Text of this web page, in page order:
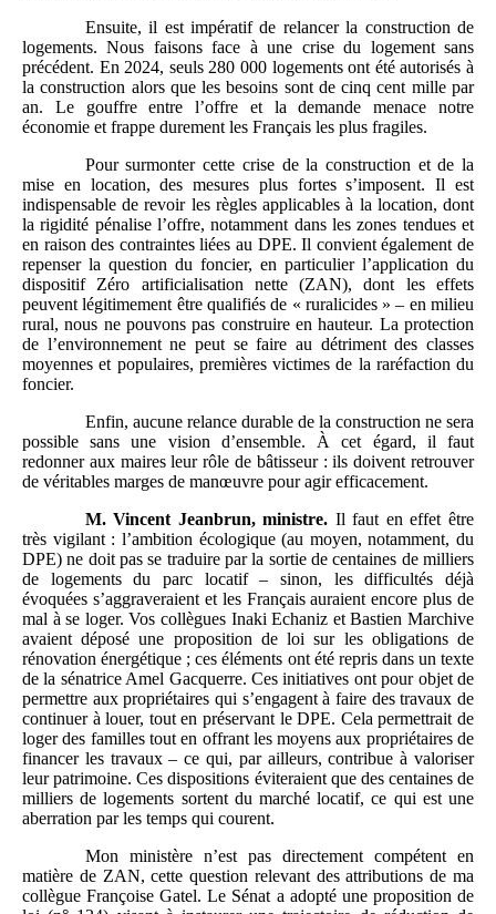
Ensuite, il est impératif de relancer la construction de
logements. Nous faisons face à une crise du logement sans
précédent. En 2024, seuls 280 000 logements ont été autorisés à
la construction alors que les besoins sont de cinq cent mille par
an. Le gouffre entre l’offre et la demande menace notre
économie et frappe durement les Français les plus fragiles.
Pour surmonter cette crise de la construction et de la
mise en location, des mesures plus fortes s’imposent. Il est
indispensable de revoir les règles applicables à la location, dont
la rigidité pénalise l’offre, notamment dans les zones tendues et
en raison des contraintes liées au DPE. Il convient également de
repenser la question du foncier, en particulier l’application du
dispositif Zéro artificialisation nette (ZAN), dont les effets
peuvent légitimement être qualifiés de « ruralicides » – en milieu
rural, nous ne pouvons pas construire en hauteur. La protection
de l’environnement ne peut se faire au détriment des classes
moyennes et populaires, premières victimes de la raréfaction du
foncier.
Enfin, aucune relance durable de la construction ne sera
possible sans une vision d’ensemble. À cet égard, il faut
redonner aux maires leur rôle de bâtisseur : ils doivent retrouver
de véritables marges de manœuvre pour agir efficacement.
M. Vincent Jeanbrun, ministre. Il faut en effet être
très vigilant : l’ambition écologique (au moyen, notamment, du
DPE) ne doit pas se traduire par la sortie de centaines de milliers
de logements du parc locatif – sinon, les difficultés déjà
évoquées s’aggraveraient et les Français auraient encore plus de
mal à se loger. Vos collègues Inaki Echaniz et Bastien Marchive
avaient déposé une proposition de loi sur les obligations de
rénovation énergétique ; ces éléments ont été repris dans un texte
de la sénatrice Amel Gacquerre. Ces initiatives ont pour objet de
permettre aux propriétaires qui s’engagent à faire des travaux de
continuer à louer, tout en préservant le DPE. Cela permettrait de
loger des familles tout en offrant les moyens aux propriétaires de
financer les travaux – ce qui, par ailleurs, contribue à valoriser
leur patrimoine. Ces dispositions éviteraient que des centaines de
milliers de logements sortent du marché locatif, ce qui est une
aberration par les temps qui courent.
Mon ministère n’est pas directement compétent en
matière de ZAN, cette question relevant des attributions de ma
collègue Françoise Gatel. Le Sénat a adopté une proposition de